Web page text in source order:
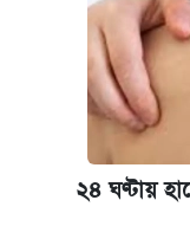
২৪ ঘণ্টায়